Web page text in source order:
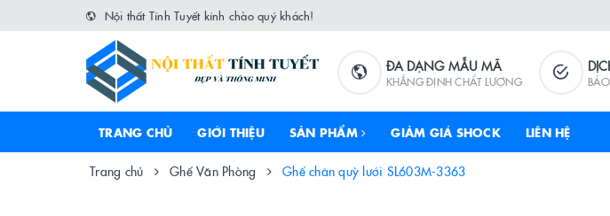
Nội thất Tính Tuyết kính chào quý khách!
ĐA DẠNG MẪU MÃ
KHẲNG ĐỊNH CHẤT LƯỢNG
TRANG CHỦ GIỚI THIỆU SẢN PHẨM GIẢM GIÁ SHOCK LIÊN HỆ
Trang chủ Ghế Văn Phòng Ghế chân quỳ lưới SL603M-3363